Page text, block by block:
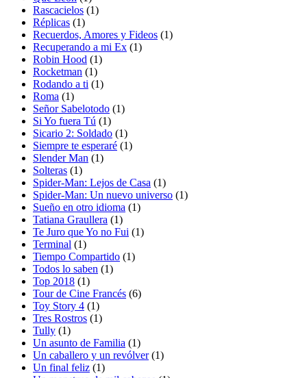
Rascacielos (1)
Réplicas (1)
Recuerdos, Amores y Fideos (1)
Recuperando a mi Ex (1)
Robin Hood (1)
Rocketman (1)
Rodando a ti (1)
Roma (1)
Señor Sabelotodo (1)
Si Yo fuera Tú (1)
Sicario 2: Soldado (1)
Siempre te esperaré (1)
Slender Man (1)
Solteras (1)
Spider-Man: Lejos de Casa (1)
Spider-Man: Un nuevo universo (1)
Sueño en otro idioma (1)
Tatiana Graullera (1)
Te Juro que Yo no Fui (1)
Terminal (1)
Tiempo Compartido (1)
Todos lo saben (1)
Top 2018 (1)
Tour de Cine Francés (6)
Toy Story 4 (1)
Tres Rostros (1)
Tully (1)
Un asunto de Familia (1)
Un caballero y un revólver(1)
Un final feliz (1)